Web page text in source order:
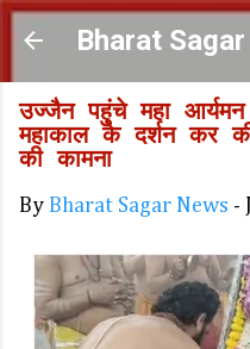
Skip to
Bharat
उज्जैन पहुंचे महा आर्यमन
महाकाल के दर्शन कर
की कामना
By Bharat Sagar News -